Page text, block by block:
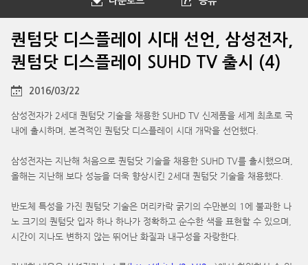
퀀텀닷 디스플레이 시대 선언, 삼성전자,
퀀텀닷 디스플레이 SUHD TV 출시 (4)
2016/03/22
삼성전자가 2세대 퀀텀닷 기술을 채용한 SUHD TV 신제품을 세계 최초로 국
내에 출시하며, 본격적인 퀀텀닷 디스플레이 시대 개막을 선언했다.
삼성전자는 지난해 처음으로 퀀텀닷 기술을 채용한 SUHD TV를 출시했으며,
올해는 지난해 보다 성능을 더욱 향상시킨 2세대 퀀텀닷 기술을 채용했다.
반도체 특성을 가진 퀀텀닷 기술은 머리카락 굵기의 수만분의 1에 불과한 나
노 크기의 퀀텀닷 입자 하나 하나가 정확하고 순수한 색을 표현할 수 있으며,
시간이 지나도 변하지 않는 뛰어난 화질과 내구성을 자랑한다.